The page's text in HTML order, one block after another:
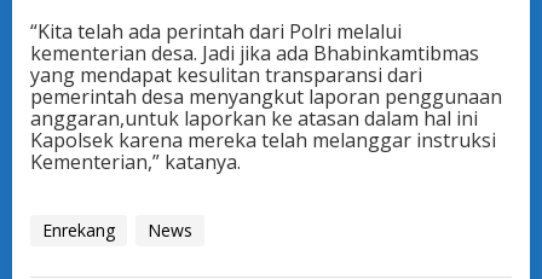
“Kita telah ada perintah dari Polri melalui
kementerian desa. Jadi jika ada Bhabinkamtibmas
yang mendapat kesulitan transparansi dari
pemerintah desa menyangkut laporan penggunaan
anggaran,untuk laporkan ke atasan dalam hal ini
Kapolsek karena mereka telah melanggar instruksi
Kementerian,” katanya.
Enrekang News